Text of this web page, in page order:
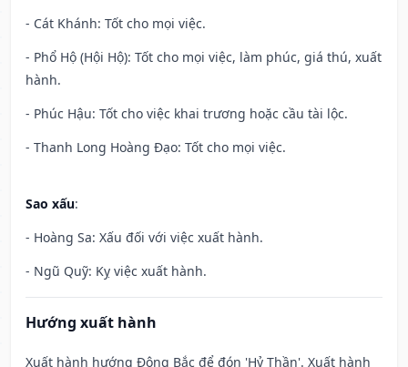
- Cát Khánh: Tốt cho mọi việc.
- Phổ Hộ (Hội Hộ): Tốt cho mọi việc, làm phúc, giá thú, xuất
hành.
- Phúc Hậu: Tốt cho việc khai trương hoặc cầu tài lộc.
- Thanh Long Hoàng Đạo: Tốt cho mọi việc.
Sao xấu:
- Hoàng Sa: Xấu đối với việc xuất hành.
- Ngũ Quỹ: Kỵ việc xuất hành.
Hướng xuất hành
Xuất hành hướng Đông Bắc để đón 'Hỷ Thần'. Xuất hành